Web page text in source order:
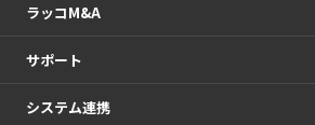
ラッコM&A
サポート
システム連携